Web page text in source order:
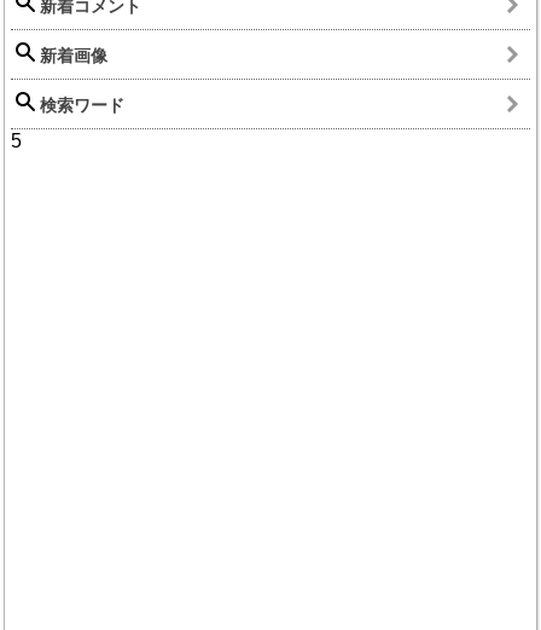
新着コメント
新着画像
検索ワード
5